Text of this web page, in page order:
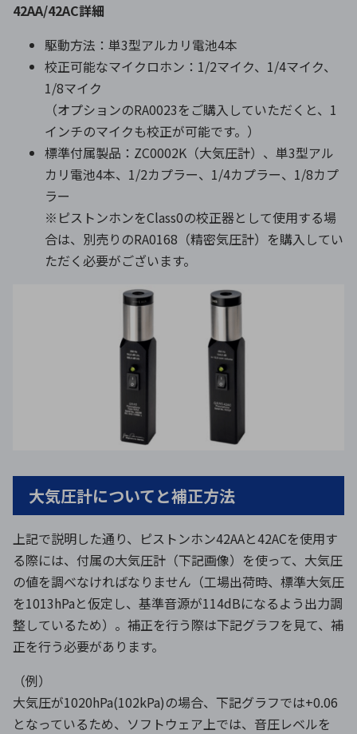
42AA/42AC詳細
駆動方法：単3型アルカリ電池4本
校正可能なマイクロホン：1/2マイク、1/4マイク、
1/8マイク
（オプションのRA0023をご購入していただくと、1
インチのマイクも校正が可能です。）
標準付属製品：ZC0002K（大気圧計）、単3型アル
カリ電池4本、1/2カプラー、1/4カプラー、1/8カプ
ラー
※ピストンホンをClass0の校正器として使用する場
合は、別売りのRA0168（精密気圧計）を購入してい
ただく必要がございます。
大気圧計についてと補正方法
上記で説明した通り、ピストンホン42AAと42ACを使用す
る際には、付属の大気圧計（下記画像）を使って、大気圧
の値を調べなければなりません（工場出荷時、標準大気圧
を1013hPaと仮定し、基準音源が114dBになるよう出力調
整しているため）。補正を行う際は下記グラフを見て、補
正を行う必要があります。
（例）
大気圧が1020hPa(102kPa)の場合、下記グラフでは+0.06
となっているため、ソフトウェア上では、音圧レベルを